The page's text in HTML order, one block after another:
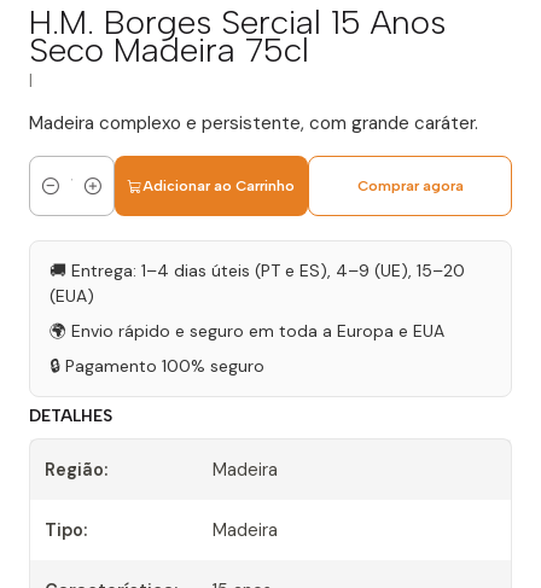
H.M. Borges Sercial 15 Anos
Seco Madeira 75cl
Madeira complexo e persistente, com grande caráter.
Quantidade
Adicionar ao Carrinho Comprar agora
🚚 Entrega: 1–4 dias úteis (PT e ES), 4–9 (UE), 15–20
(EUA)
🌍 Envio rápido e seguro em toda a Europa e EUA
🔒 Pagamento 100% seguro
DETALHES
Região: Madeira
Tipo: Madeira